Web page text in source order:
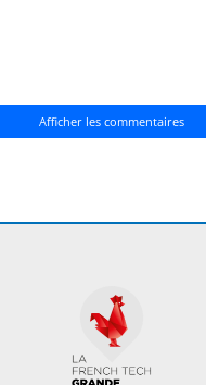
Afficher les commentaires